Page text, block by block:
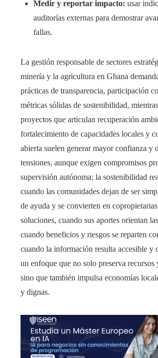
Medir y reportar impacto: usar
auditorías externas para demostrar
fallas.
La gestión responsable de sectores
minería y la agricultura en Ghana
prácticas de transparencia, participación
métricas sólidas de sostenibilidad,
proyectos que articulan recuperación
fortalecimiento de capacidades locales y
abierta suelen generar mayor confianza y
tensiones, aunque exigen compromisos
supervisión autónoma; la sostenibilidad
cuando las comunidades dejan de ser
de ayuda y se convierten en
soluciones, cuando sus aportes orientan
cuando beneficios y riesgos se reparten
cuando la información resulta accesible y
un enfoque que no solo preserva recursos
sino que también impulsa economías
y dignas.